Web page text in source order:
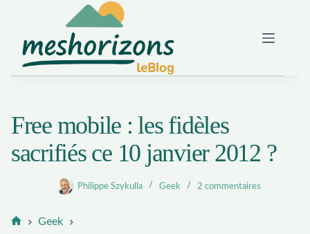
contenu
Free mobile : les fidèles
sacrifiés ce 10 janvier 2012 ?
Philippe Szykulla Geek 2 commentaires
Geek